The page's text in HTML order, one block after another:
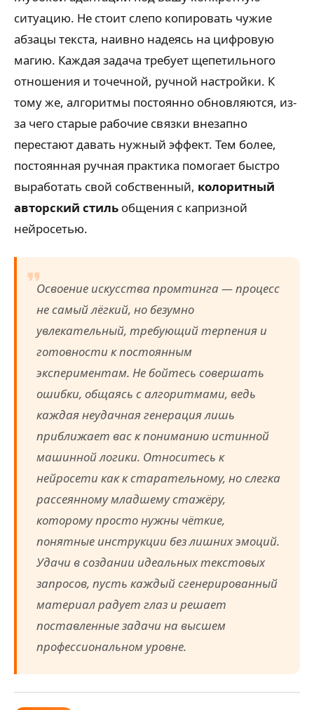
ситуацию. Не стоит слепо копировать чужие
абзацы текста, наивно надеясь на цифровую
магию. Каждая задача требует щепетильного
отношения и точечной, ручной настройки. К
тому же, алгоритмы постоянно обновляются, из-
за чего старые рабочие связки внезапно
перестают давать нужный эффект. Тем более,
постоянная ручная практика помогает быстро
выработать свой собственный, колоритный
авторский стиль общения с капризной
нейросетью.
Освоение искусства промтинга — процесс
не самый лёгкий, но безумно
увлекательный, требующий терпения и
готовности к постоянным
экспериментам. Не бойтесь совершать
ошибки, общаясь с алгоритмами, ведь
каждая неудачная генерация лишь
приближает вас к пониманию истинной
машинной логики. Относитесь к
нейросети как к старательному, но слегка
рассеянному младшему стажёру,
которому просто нужны чёткие,
понятные инструкции без лишних эмоций.
Удачи в создании идеальных текстовых
запросов, пусть каждый сгенерированный
материал радует глаз и решает
поставленные задачи на высшем
профессиональном уровне.